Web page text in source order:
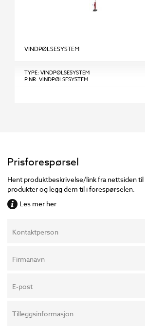
VINDPØLSESYSTEM
TYPE: VINDPØLSESYSTEM
P.NR: VINDPØLSESYSTEM
Prisforespørsel
Hent produktbeskrivelse/link fra nettsiden til
produkter og legg dem til i forespørselen.
Les mer her
Kontaktperson
Firmanavn
E-post
Tilleggsinformasjon